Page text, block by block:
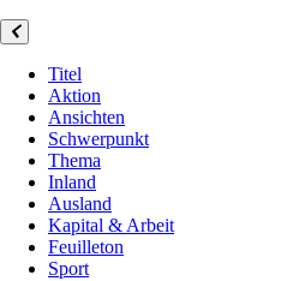
Titel
Aktion
Ansichten
Schwerpunkt
Thema
Inland
Ausland
Kapital & Arbeit
Feuilleton
Sport